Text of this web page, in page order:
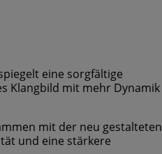
eine sorgfältige
Klangbild mit mehr Dynamik
mit der neu gestalteten
und eine stärkere